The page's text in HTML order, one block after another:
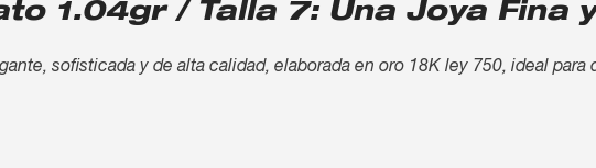
1.04gr / Talla 7: Una Joya Fina
sofisticada y de alta calidad, elaborada en oro 18K ley 750, ideal para